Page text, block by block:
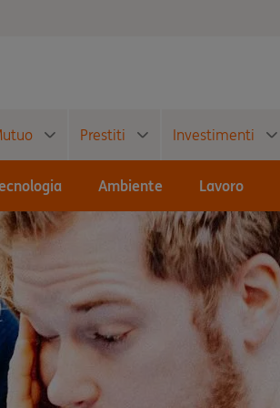
Prestiti Investimenti
Ambiente Lavoro